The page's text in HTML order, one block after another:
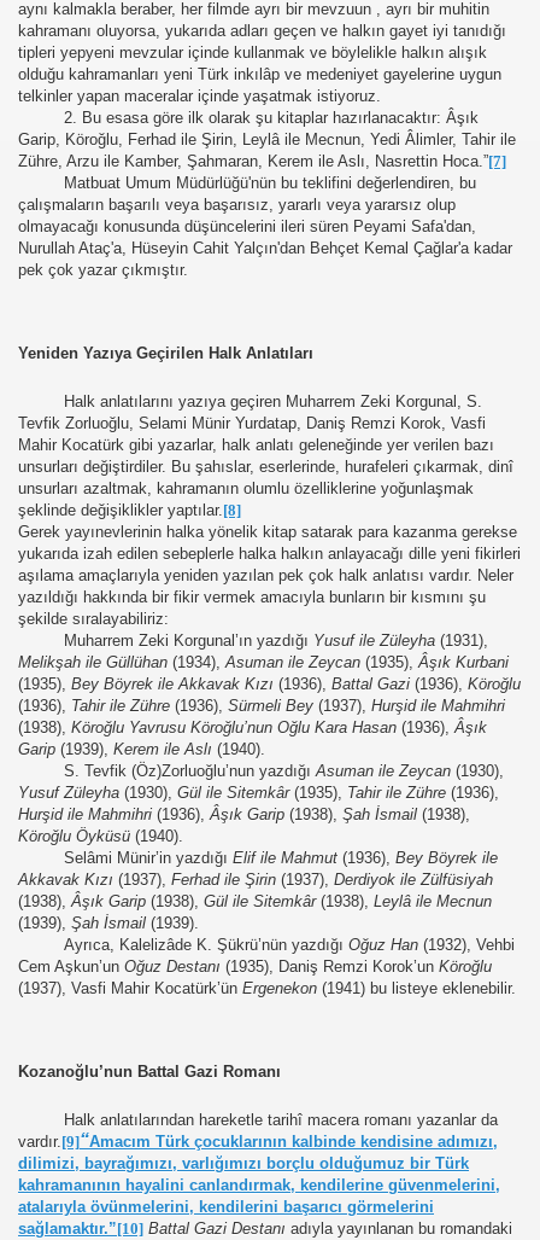
aynı kalmakla beraber, her filmde ayrı bir mevzuun , ayrı bir muhitin
kahramanı oluyorsa, yukarıda adları geçen ve halkın gayet iyi tanıdığı
tipleri yepyeni mevzular içinde kullanmak ve böylelikle halkın alışık
olduğu kahramanları yeni Türk inkılâp ve medeniyet gayelerine uygun
telkinler yapan maceralar içinde yaşatmak istiyoruz.
2. Bu esasa göre ilk olarak şu kitaplar hazırlanacaktır: Âşık
Garip, Köroğlu, Ferhad ile Şirin, Leylâ ile Mecnun, Yedi Âlimler, Tahir ile
Zühre, Arzu ile Kamber, Şahmaran, Kerem ile Aslı, Nasrettin Hoca.”[7]
Matbuat Umum Müdürlüğü'nün bu teklifini değerlendiren, bu
çalışmaların başarılı veya başarısız, yararlı veya yararsız olup
olmayacağı konusunda düşüncelerini ileri süren Peyami Safa'dan,
Nurullah Ataç'a, Hüseyin Cahit Yalçın'dan Behçet Kemal Çağlar'a kadar
pek çok yazar çıkmıştır.
Yeniden Yazıya Geçirilen Halk Anlatıları
Halk anlatılarını yazıya geçiren Muharrem Zeki Korgunal, S.
Tevfik Zorluoğlu, Selami Münir Yurdatap, Daniş Remzi Korok, Vasfi
Mahir Kocatürk gibi yazarlar, halk anlatı geleneğinde yer verilen bazı
unsurları değiştirdiler. Bu şahıslar, eserlerinde, hurafeleri çıkarmak, dinî
unsurları azaltmak, kahramanın olumlu özelliklerine yoğunlaşmak
şeklinde değişiklikler yaptılar.[8]
Gerek yayınevlerinin halka yönelik kitap satarak para kazanma gerekse
yukarıda izah edilen sebeplerle halka halkın anlayacağı dille yeni fikirleri
aşılama amaçlarıyla yeniden yazılan pek çok halk anlatısı vardır. Neler
yazıldığı hakkında bir fikir vermek amacıyla bunların bir kısmını şu
şekilde sıralayabiliriz:
Muharrem Zeki Korgunal’ın yazdığı Yusuf ile Züleyha(1931),
Melikşah ile Güllühan (1934),Asuman ile Zeycan (1935),Âşık Kurbani
(1935), Bey Böyrek ile Akkavak Kızı (1936), Battal Gazi (1936), Köroğlu
(1936), Tahir ile Zühre (1936), Sürmeli Bey (1937), Hurşid ile Mahmihri
(1938), Köroğlu Yavrusu Köroğlu’nun Oğlu Kara Hasan (1936),Âşık
Garip (1939), Kerem ile Aslı (1940).
S. Tevfik (Öz)Zorluoğlu’nun yazdığıAsuman ile Zeycan(1930),
Yusuf Züleyha (1930), Gül ile Sitemkâr(1935), Tahir ile Zühre (1936),
Hurşid ile Mahmihri (1936),Âşık Garip (1938), Şah İsmail (1938),
Köroğlu Öyküsü (1940).
Selâmi Münir’in yazdığı Elif ile Mahmut(1936), Bey Böyrek ile
Akkavak Kızı (1937), Ferhad ile Şirin (1937), Derdiyok ile Zülfüsiyah
(1938),Âşık Garip (1938), Gül ile Sitemkâr(1938), Leylâ ile Mecnun
(1939), Şah İsmail (1939).
Ayrıca, Kalelizâde K. Şükrü’nün yazdığı Oğuz Han (1932), Vehbi
Cem Aşkun’un Oğuz Destanı (1935), Daniş Remzi Korok’un Köroğlu
(1937), Vasfi Mahir Kocatürk’ün Ergenekon (1941) bu listeye eklenebilir.
Kozanoğlu’nun Battal Gazi Romanı
Halk anlatılarından hareketle tarihî macera romanı yazanlar da
vardır.[9]“Amacım Türk çocuklarının kalbinde kendisine adımızı,
dilimizi, bayrağımızı, varlığımızı borçlu olduğumuz bir Türk
kahramanının hayalini canlandırmak, kendilerine güvenmelerini,
atalarıyla övünmelerini, kendilerini başarıcı görmelerini
sağlamaktır.”[10] Battal Gazi Destanı adıyla yayınlanan bu romandaki